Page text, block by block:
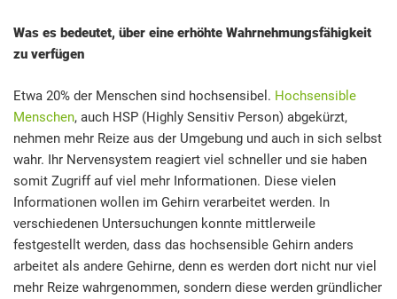
Was es bedeutet, über eine erhöhte Wahrnehmungsfähigkeit
zu verfügen
Etwa 20% der Menschen sind hochsensibel. Hochsensible
Menschen, auch HSP (Highly Sensitiv Person) abgekürzt,
nehmen mehr Reize aus der Umgebung und auch in sich selbst
wahr. Ihr Nervensystem reagiert viel schneller und sie haben
somit Zugriff auf viel mehr Informationen. Diese vielen
Informationen wollen im Gehirn verarbeitet werden. In
verschiedenen Untersuchungen konnte mittlerweile
festgestellt werden, dass das hochsensible Gehirn anders
arbeitet als andere Gehirne, denn es werden dort nicht nur viel
mehr Reize wahrgenommen, sondern diese werden gründlicher